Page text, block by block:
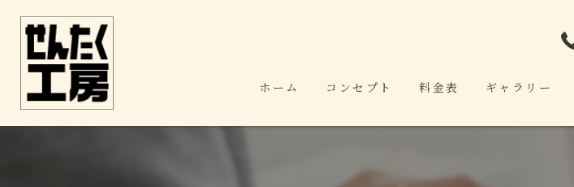
ホーム コンセプト 料金表 ギャラリー